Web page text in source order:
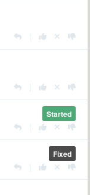
Started
Fixed